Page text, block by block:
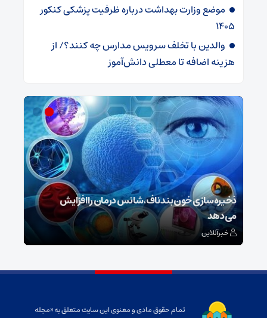
موضع وزارت بهداشت درباره ظرفیت پزشکی کنکور
۱۴۰۵
والدین با تخلف سرویس مدارس چه کنند؟/ از
هزینه اضافه تا معطلی دانش‌آموز
ذخیره‌سازی خون بند ناف، شانس درمان را افزایش
می‌دهد
خبرآنلاین
تمام حقوق مادی و معنوی این سایت متعلق به «مجله